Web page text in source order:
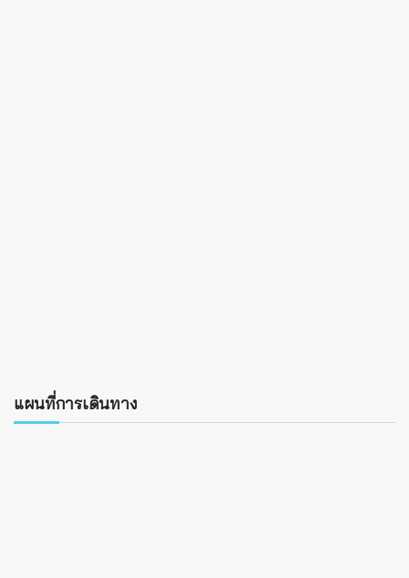
แผนที่การเดินทาง